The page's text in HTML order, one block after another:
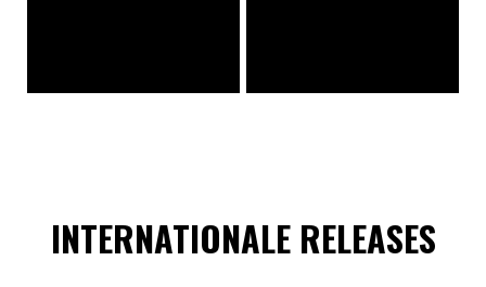
INTERNATIONALE RELEASES